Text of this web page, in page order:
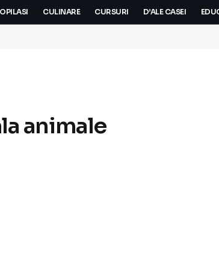
CULINARE CURSURI D’ALE CASEI
animale